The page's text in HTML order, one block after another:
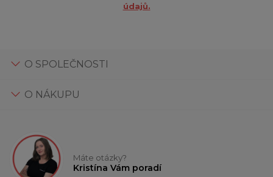
údajů.
O SPOLEČNOSTI
O NÁKUPU
Máte otázky?
Kristína Vám poradí